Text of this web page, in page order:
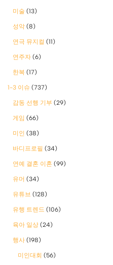
미술 (13)
성악 (8)
연극 뮤지컬 (11)
연주자 (6)
한복 (17)
1-3 이슈 (737)
감동 선행 기부 (29)
게임 (66)
미인 (38)
바디프로필 (34)
연예 결혼 이혼 (99)
유머 (34)
유튜브 (128)
유행 트렌드 (106)
육아 일상 (24)
행사 (198)
미인대회 (56)